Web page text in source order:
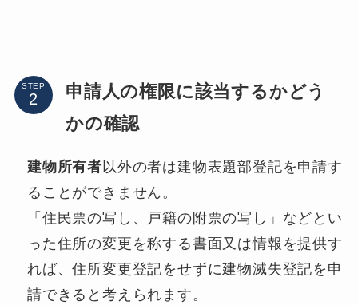
STEP
申請人の権限に該当するかどう
かの確認
建物所有者 以外の者は建物表題部登記を申請す
ることができません。
「住民票の写し、戸籍の附票の写し」などとい
った住所の変更を称する書面又は情報を提供す
れば、住所変更登記をせずに建物滅失登記を申
請できると考えられます。